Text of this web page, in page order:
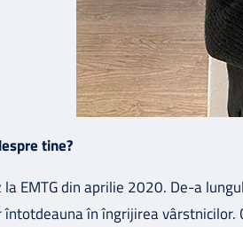
tine?
la EMTG din aprilie 2020. De-a
în îngrijirea